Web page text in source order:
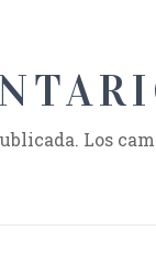
Los